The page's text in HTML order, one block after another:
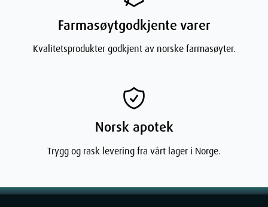
: For større overlapping og bedre
beskyttelse.
fingertuppene.
: Rens såret forsiktig før du setter på plasteret.
Bytt plasteret
: Bytt plasteret når det er skittent, gjennomvått
eller i ferd med å falle av.
Farmasøytgodkjente varer
Kvalitetsprodukter godkjent av norske farmasøyter.
Norsk apotek
Trygg og rask levering fra vårt lager i Norge.